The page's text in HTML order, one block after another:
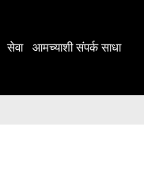
सेवा आमच्याशी संपर्क साधा